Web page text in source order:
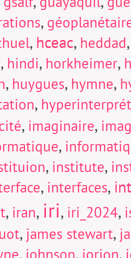
,
, hceac, heddad
, hindi, horkheimer,
, huygues, hymne,
,
, imaginaire,
,
, institute,
, interfaces,
, iran, iri, iri_2024,
, james stewart,
, johnson, jorion,